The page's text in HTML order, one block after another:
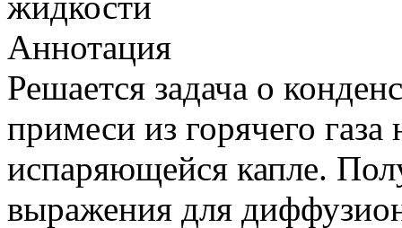
Аннотация
Решается задача о
примеси из горячего
испаряющейся капле.
выражения для